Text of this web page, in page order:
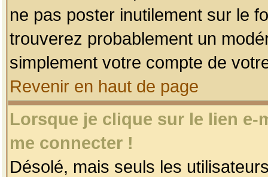
ne pas poster inutilement sur le
trouverez probablement un
simplement votre compte de
Revenir en haut de page
Lorsque je clique sur le lien
me connecter !
Désolé, mais seuls les